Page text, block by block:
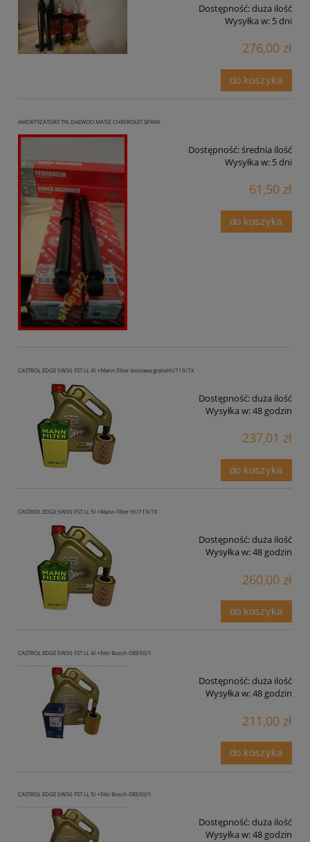
Dostępność:duża ilość
Wysyłka w: 5 dni
276,00 zł
do koszyka
AMORTYZATORY TYŁ DAEWOO MATIZ CHEVROLET SPARK
Dostępność:średnia ilość
Wysyłka w: 5 dni
61,50 zł
do koszyka
CASTROL EDGE 5W30 FST LL 4l +Mann Filter dostawa gratisHU719/7X
Dostępność:duża ilość
Wysyłka w:48 godzin
237,01 zł
do koszyka
CASTROL EDGE 5W30 FST LL 5l +Mann Filter HU719/7X
Dostępność:duża ilość
Wysyłka w:48 godzin
260,00 zł
do koszyka
CASTROL EDGE 5W30 FST LL 4l +Filtr Bosch OE650/1
Dostępność:duża ilość
Wysyłka w:48 godzin
211,00 zł
do koszyka
CASTROL EDGE 5W30 FST LL 5l +Filtr Bosch OE650/1
Dostępność:duża ilość
Wysyłka w:48 godzin